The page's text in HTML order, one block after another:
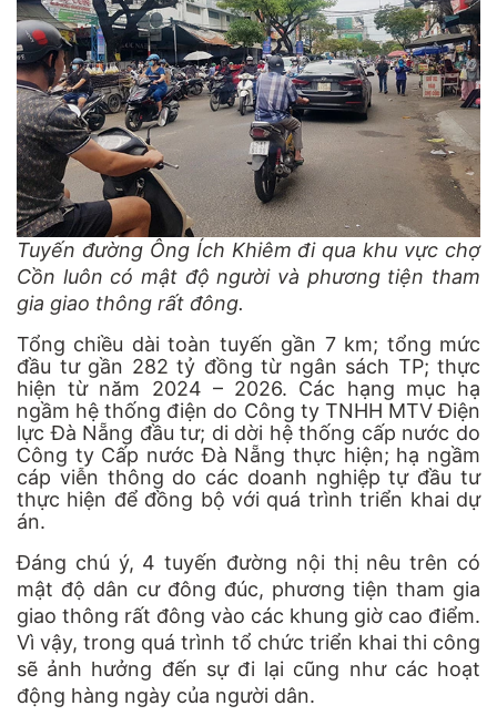
Tuyến đường Ông Ích Khiêm đi qua khu vực chợ
Cồn luôn có mật độ người và phương tiện tham
gia giao thông rất đông.
Tổng chiều dài toàn tuyến gần 7 km; tổng mức
đầu tư gần 282 tỷ đồng từ ngân sách TP; thực
hiện từ năm 2024 – 2026. Các hạng mục hạ
ngầm hệ thống điện do Công ty TNHH MTV Điện
lực Đà Nẵng đầu tư; di dời hệ thống cấp nước do
Công ty Cấp nước Đà Nẵng thực hiện; hạ ngầm
cáp viễn thông do các doanh nghiệp tự đầu tư
thực hiện để đồng bộ với quá trình triển khai dự
án.
Đáng chú ý, 4 tuyến đường nội thị nêu trên có
mật độ dân cư đông đúc, phương tiện tham gia
giao thông rất đông vào các khung giờ cao điểm.
Vì vậy, trong quá trình tổ chức triển khai thi công
sẽ ảnh hưởng đến sự đi lại cũng như các hoạt
động hàng ngày của người dân.